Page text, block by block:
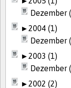
Dezember
►2004 (1)
Dezember
►2003 (1)
Dezember
►2002 (2)